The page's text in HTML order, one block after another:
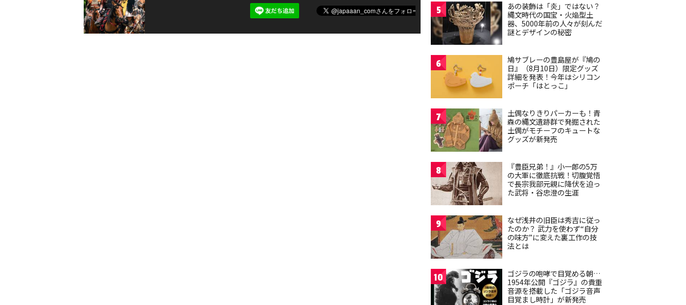
5
あの装飾は「炎」ではない？
縄文時代の国宝・火焔型土
器、5000年前の人々が刻んだ
謎とデザインの秘密
6
鳩サブレーの豊島屋が『鳩の
日』（8月10日）限定グッズ
詳細を発表！今年はシリコン
ポーチ「はとっこ」
7
土偶なりきりパーカーも！青
森の縄文遺跡群で発掘された
土偶がモチーフのキュートな
グッズが新発売
8
『豊臣兄弟！』小一郎の5万
の大軍に徹底抗戦！切腹覚悟
で長宗我部元親に降伏を迫っ
た武将・谷忠澄の生涯
9
なぜ浅井の旧臣は秀吉に従っ
たのか？ 武力を使わず“自分
の味方”に変えた裏工作の技
法とは
10
ゴジラの咆哮で目覚める朝…
1954年公開『ゴジラ』の貴重
音源を搭載した「ゴジラ音声
目覚まし時計」が新発売